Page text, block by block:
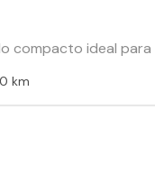
compacto ideal
km